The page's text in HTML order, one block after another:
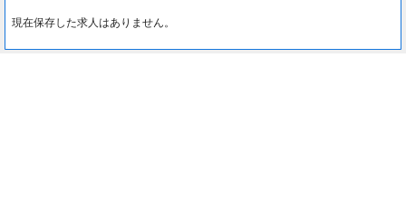
現在保存した求人はありません。